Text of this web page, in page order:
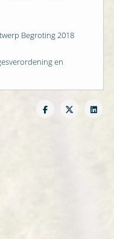
Begroting 2018
en